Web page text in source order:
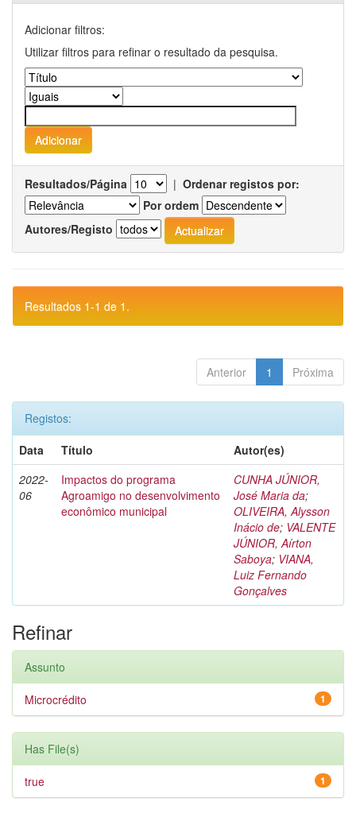
Adicionar filtros:
Utilizar filtros para refinar o resultado da pesquisa.
Resultados/Página | Ordenar registos por:
Por ordem
Autores/Registo
Resultados 1-1 de 1.
Anterior 1 Próxima
Registos:
Data
Título
Autor(es)
2022-
06
Impactos do programa
Agroamigo no desenvolvimento
econômico municipal
CUNHA JÚNIOR,
José Maria da;
OLIVEIRA, Alysson
Inácio de; VALENTE
JÚNIOR, Aírton
Saboya; VIANA,
Luiz Fernando
Gonçalves
Refinar
Assunto
1
Microcrédito
Has File(s)
1
true